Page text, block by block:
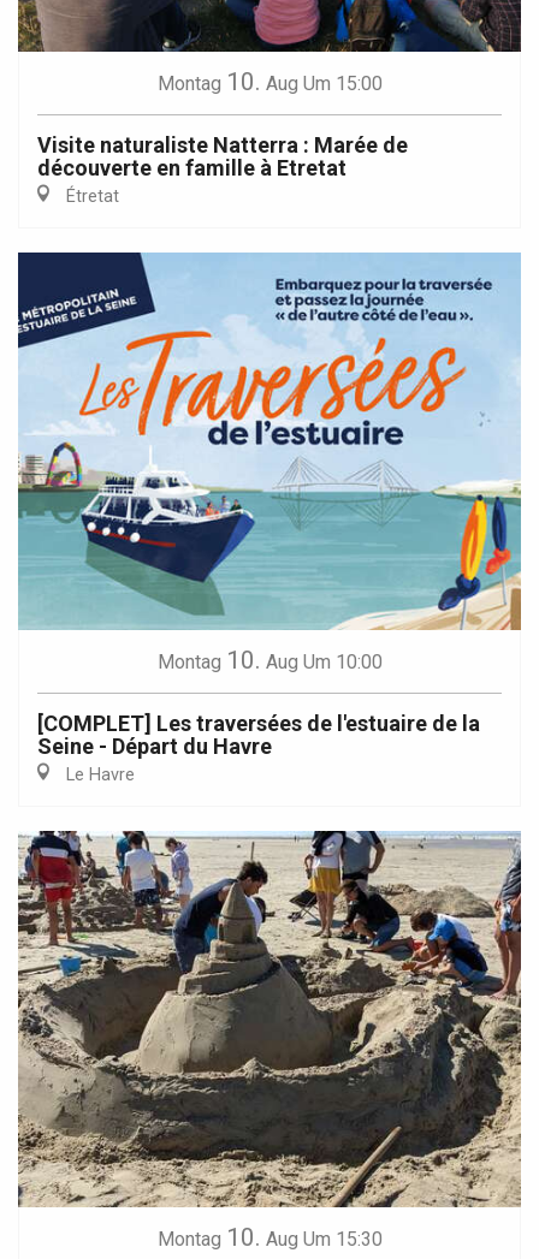
Montag 10. Aug Um 15:00
Visite naturaliste Natterra : Marée de
découverte en famille à Etretat
Étretat
Montag 10. Aug Um 10:00
[COMPLET] Les traversées de l'estuaire de la
Seine - Départ du Havre
Le Havre
Montag 10. Aug Um 15:30